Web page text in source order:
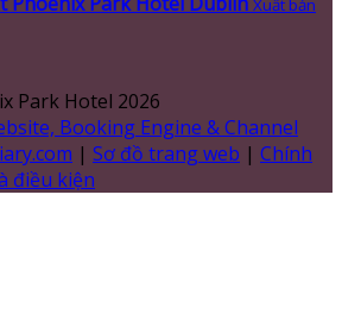
Xuất bản
Park Hotel 2026
Booking Engine & Channel
| Sơ đồ trang web | Chính
điều kiện